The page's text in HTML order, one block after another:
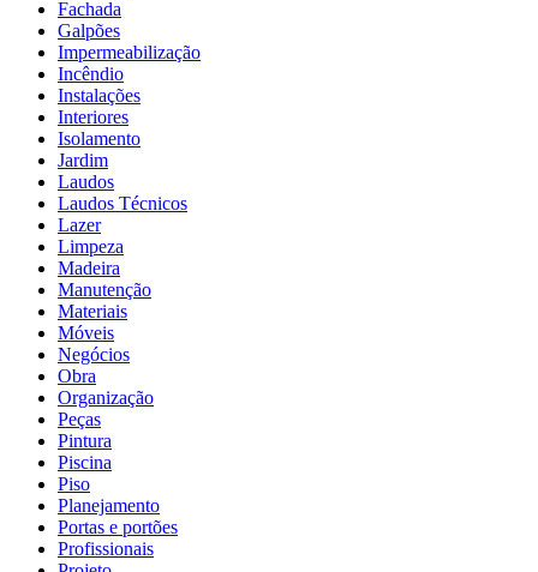
Fachada
Galpões
Impermeabilização
Incêndio
Instalações
Interiores
Isolamento
Jardim
Laudos
Laudos Técnicos
Lazer
Limpeza
Madeira
Manutenção
Materiais
Móveis
Negócios
Obra
Organização
Peças
Pintura
Piscina
Piso
Planejamento
Portas e portões
Profissionais